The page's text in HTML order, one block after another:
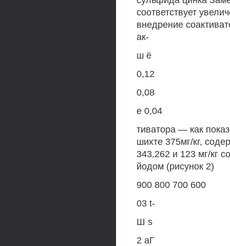
соответствует
внедрение
ак-
ш ё
0,12
0,08
е 0,04
тиватора — как
шихте 375мг/кг,
343,262 и 123 мг/кг
йодом (рисунок 2)
900 800 700 600
03 t-
Ш s
2 аГ